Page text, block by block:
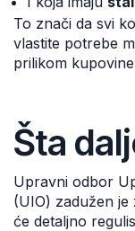
To znači da svi
vlastite potrebe
prilikom
Šta
Upravni odbor
(UIO) zadužen je
će detaljno